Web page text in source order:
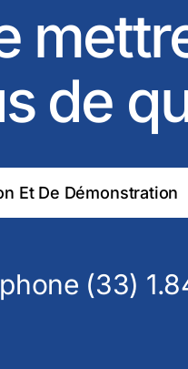
de
Et De Démonstration
(33)